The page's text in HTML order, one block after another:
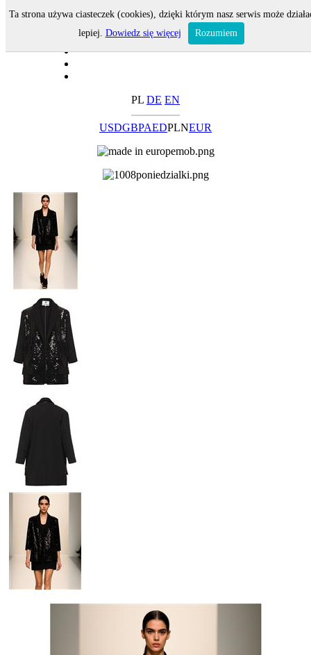
PL DE EN
USDGBPAEDPLNEUR
Ta strona używa ciasteczek (cookies), dzięki którym nasz serwis może
lepiej. Dowiedz się więcej Rozumiem